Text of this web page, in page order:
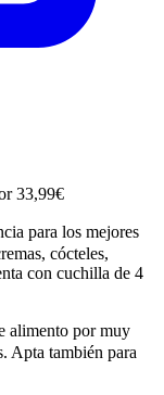
33,99€
para los mejores
cócteles,
con cuchilla de 4
alimento por muy
Apta también para